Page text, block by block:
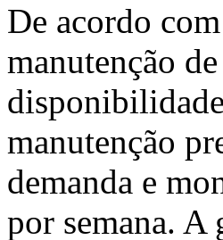
De acordo
manutenção
manutenção
demanda e
por semana. A